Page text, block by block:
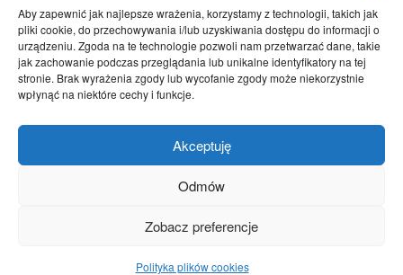
Aby zapewnić jak najlepsze wrażenia, korzystamy z technologii, takich jak
pliki cookie, do przechowywania i/lub uzyskiwania dostępu do informacji o
urządzeniu. Zgoda na te technologie pozwoli nam przetwarzać dane, takie
jak zachowanie podczas przeglądania lub unikalne identyfikatory na tej
stronie. Brak wyrażenia zgody lub wycofanie zgody może niekorzystnie
wpłynąć na niektóre cechy i funkcje.
Akceptuję
Odmów
Zobacz preferencje
Polityka plików cookies
Temat dnia
4602
Publicystyka
4364
Polityka
3640
Polska
Społeczeństwo
2823